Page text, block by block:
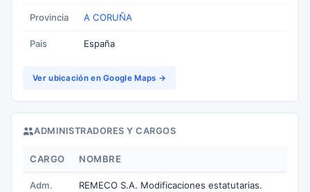
Provincia A CORUÑA
Pais España
Ver ubicación en Google Maps →
ADMINISTRADORES Y CARGOS
CARGO NOMBRE
Adm.
REMECO S.A. Modificaciones estatutarias.